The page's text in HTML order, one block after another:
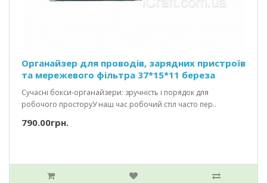
Органайзер для проводів, зарядних пристроїв
та мережевого фільтра 37*15*11 береза
Сучасні бокси-органайзери: зручність і порядок для
робочого просторуУ наш час робочий стіл часто пер..
790.00грн.